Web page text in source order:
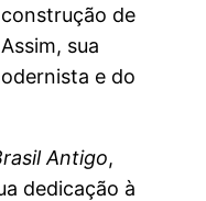
de
sua
e do
Antigo,
dedicação à